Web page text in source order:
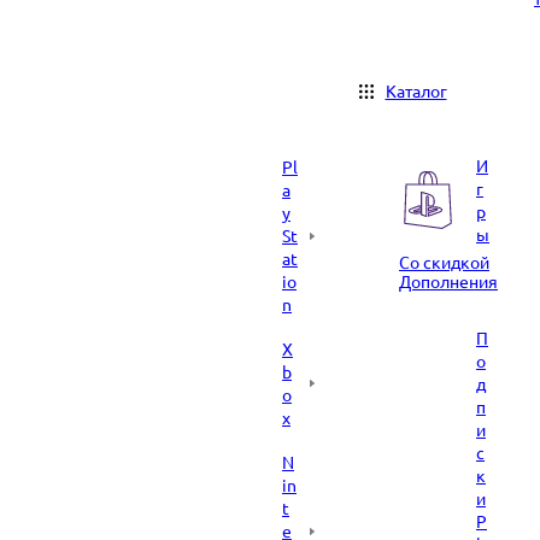
Каталог
Pl
a
y
St
at
io
n
X
b
o
x
N
in
t
e
И
г
р
ы
Со скидкой
Дополнения
П
о
д
п
и
с
к
и
P